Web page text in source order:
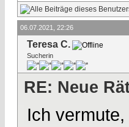
06.07.2021, 22:26
Teresa C.
Sucherin
RE: Neue
Ich